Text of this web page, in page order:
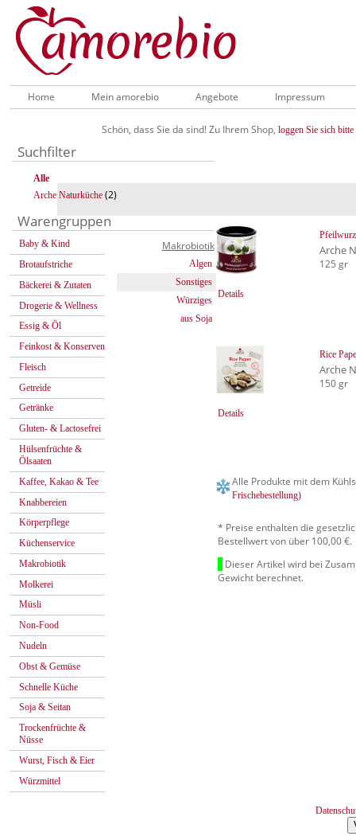
Home Mein amorebio Angebote Impressum
Schön, dass Sie da sind! Zu Ihrem Shop, loggen Sie sich bitte
Suchfilter
Alle
Arche Naturküche (2)
Warengruppen
Baby & Kind
Brotaufstriche
Bäckerei & Zutaten
Drogerie & Wellness
Essig & Öl
Feinkost & Konserven
Fleisch
Getreide
Getränke
Gluten- & Lactosefrei
Hülsenfrüchte &
Ölsaaten
Kaffee, Kakao & Tee
Knabbereien
Körperpflege
Küchenservice
Makrobiotik
Molkerei
Müsli
Non-Food
Nudeln
Obst & Gemüse
Schnelle Küche
Soja & Seitan
Trockenfrüchte &
Nüsse
Wurst, Fisch & Eier
Würzmittel
Makrobiotik
Algen
Sonstiges
Würziges
aus Soja
Details
Arche
125 gr
Details
Rice
Arche
150 gr
Alle Produkte mit dem
Frischebestellung)
* Preise enthalten die
Bestellwert von über 100,00 €.
Dieser Artikel wird bei
Gewicht berechnet.